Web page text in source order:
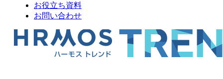
お役立ち資料
お問い合わせ